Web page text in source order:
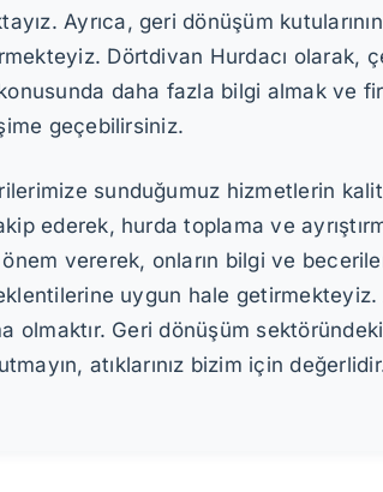
Ayrıca, geri dönüşüm kutularının
Dörtdivan Hurdacı olarak,
daha fazla bilgi almak ve
geçebilirsiniz.
sunduğumuz hizmetlerin
ederek, hurda toplama ve
önem vererek, onların bilgi ve
uygun hale getirmekteyiz.
olmaktır. Geri dönüşüm
atıklarınız bizim için